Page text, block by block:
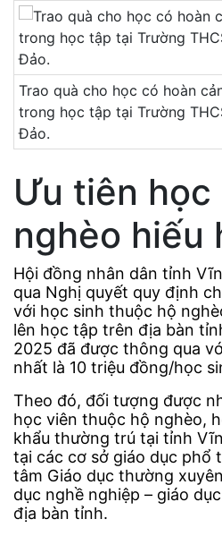
Trao quà cho học có hoàn
trong học tập tại Trường
Đảo.
Ưu tiên học
nghèo hiếu
Hội đồng nhân dân tỉnh
qua Nghị quyết quy định
với học sinh thuộc hộ
lên học tập trên địa bàn
2025 đã được thông qua
nhất là 10 triệu đồng/học
Theo đó, đối tượng được
học viên thuộc hộ nghèo,
khẩu thường trú tại tỉnh
tại các cơ sở giáo dục phổ
tâm Giáo dục thường
dục nghề nghiệp – giáo
địa bàn tỉnh.